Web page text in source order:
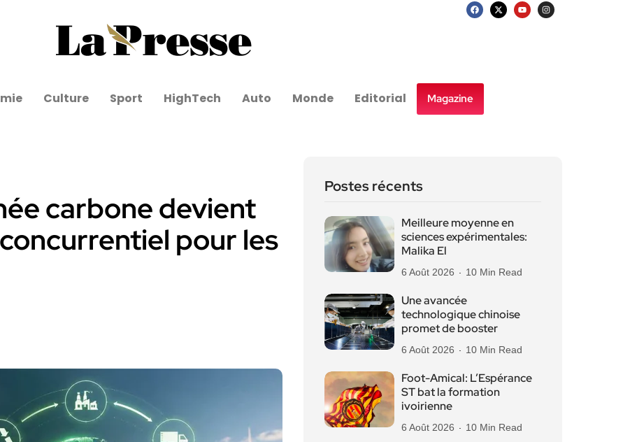
Culture Sport HighTech Auto Monde Editorial Magazine
carbone devient
pour les
Postes récents
Meilleure moyenne en
sciences expérimentales:
Malika El
6 Août 2026 10 Min Read
Une avancée
technologique chinoise
promet de booster
6 Août 2026 10 Min Read
Foot-Amical: L’Espérance
ST bat la formation
ivoirienne
6 Août 2026 10 Min Read